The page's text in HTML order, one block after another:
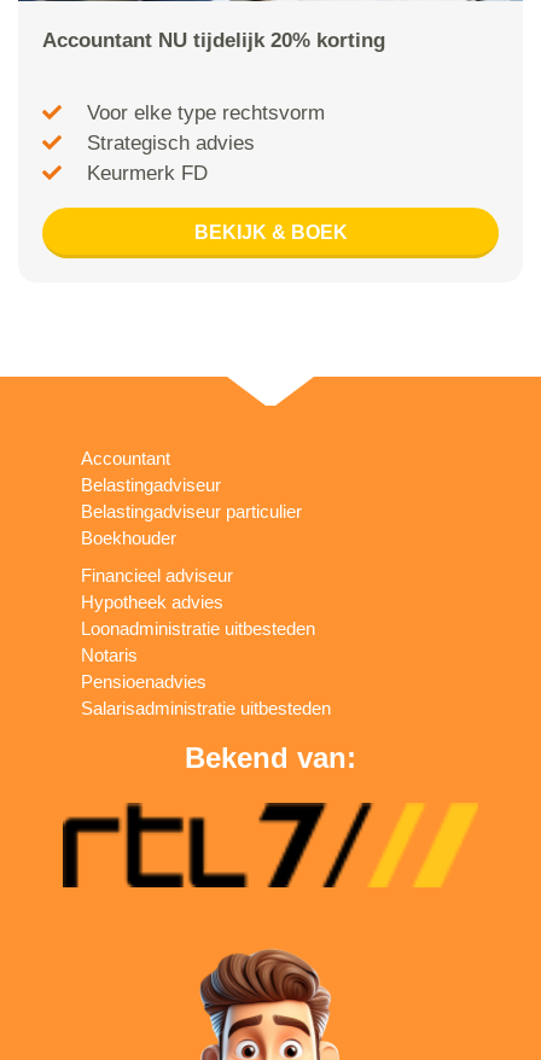
Accountant NU tijdelijk 20% korting
Voor elke type rechtsvorm
Strategisch advies
Keurmerk FD
BEKIJK & BOEK
Accountant
Belastingadviseur
Belastingadviseur particulier
Boekhouder
Financieel adviseur
Hypotheek advies
Loonadministratie uitbesteden
Notaris
Pensioenadvies
Salarisadministratie uitbesteden
Bekend van: